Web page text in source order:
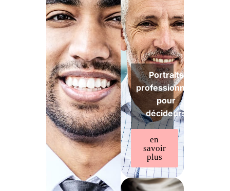
Portraits
professionnels
pour
décideurs
en
savoir
plus